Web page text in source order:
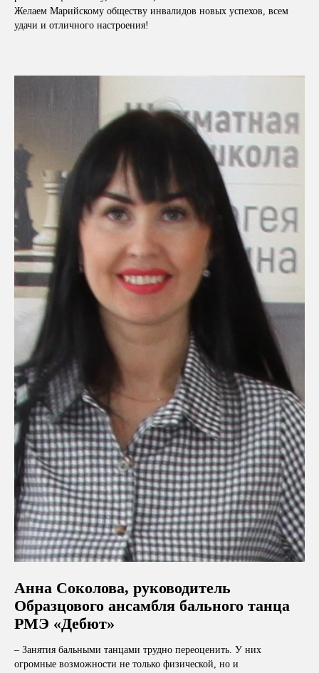
Желаем Марийскому обществу инвалидов новых успехов, всем
удачи и отличного настроения!
Анна Соколова, руководитель
Образцового ансамбля бального танца
РМЭ «Дебют»
– Занятия бальными танцами трудно переоценить. У них
огромные возможности не только физической, но и